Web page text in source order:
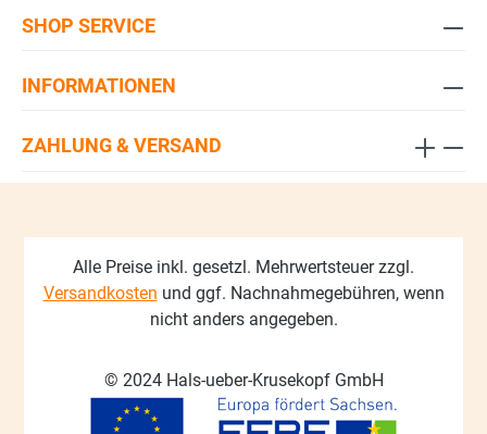
SHOP SERVICE
INFORMATIONEN
ZAHLUNG & VERSAND
Alle Preise inkl. gesetzl. Mehrwertsteuer zzgl.
Versandkosten und ggf. Nachnahmegebühren, wenn
nicht anders angegeben.
© 2024 Hals-ueber-Krusekopf GmbH